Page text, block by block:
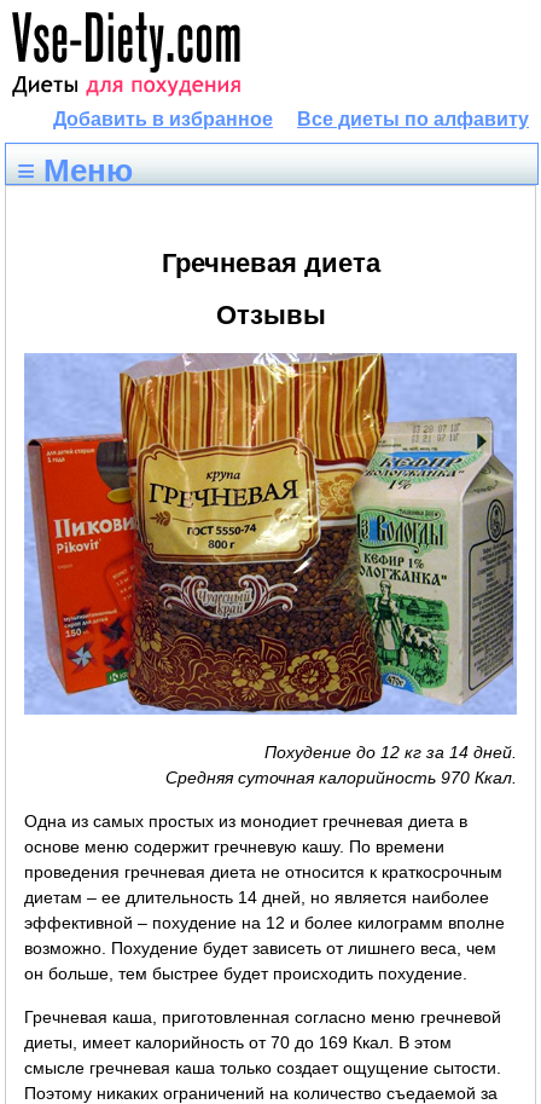
Все диеты по алфавиту
Добавить в избранное
≡ Меню
Гречневая диета
Отзывы
Похудение до 12 кг за 14 дней.
Средняя суточная калорийность 970 Ккал.
Одна из самых простых из монодиет гречневая диета в
основе меню содержит гречневую кашу. По времени
проведения гречневая диета не относится к краткосрочным
диетам – ее длительность 14 дней, но является наиболее
эффективной – похудение на 12 и более килограмм вполне
возможно. Похудение будет зависеть от лишнего веса, чем
он больше, тем быстрее будет происходить похудение.
Гречневая каша, приготовленная согласно меню гречневой
диеты, имеет калорийность от 70 до 169 Ккал. В этом
смысле гречневая каша только создает ощущение сытости.
Поэтому никаких ограничений на количество съедаемой за